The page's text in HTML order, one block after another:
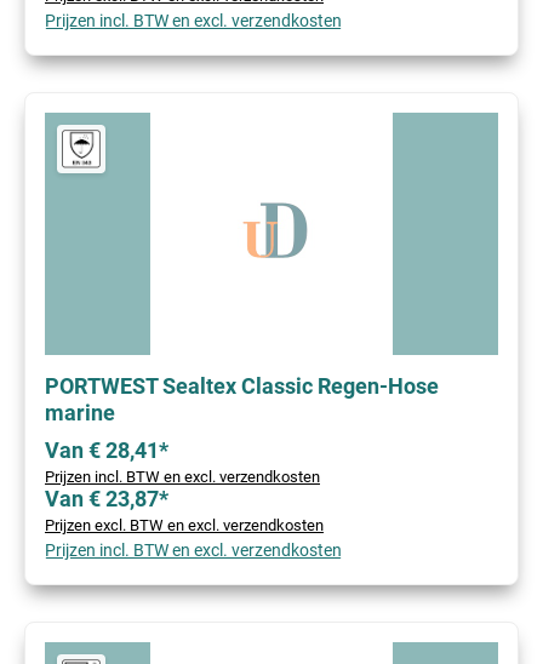
Prijzen incl. BTW en excl. verzendkosten
PORTWEST Sealtex Classic Regen-Hose
marine
Van € 28,41*
Prijzen incl. BTW en excl. verzendkosten
Van € 23,87*
Prijzen excl. BTW en excl. verzendkosten
Prijzen incl. BTW en excl. verzendkosten